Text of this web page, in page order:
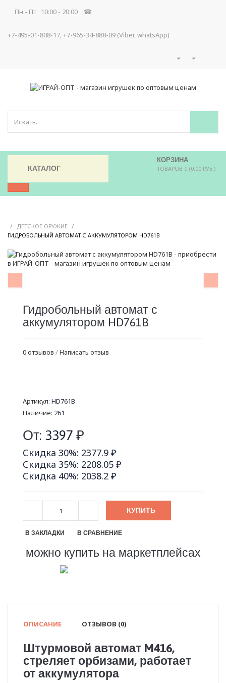
Пн - Пт 10:00 - 20:00 ☎
+7-495-01-808-17, +7-965-34-888-09 (Viber, whatsApp)
КОРЗИНА
ТОВАРОВ 0 (0.00 РУБ.)
КАТАЛОГ
/ ДЕТСКОЕ ОРУЖИЕ /
ГИДРОБОЛЬНЫЙ АВТОМАТ С АККУМУЛЯТОРОМ HD761B
Гидробольный автомат с
аккумулятором HD761B
0 отзывов /Написать отзыв
Артикул: HD761B
Наличие: 261
От: 3397 ₽
Скидка 30%: 2377.9 ₽
Скидка 35%: 2208.05 ₽
Скидка 40%: 2038.2 ₽
КУПИТЬ
В ЗАКЛАДКИ В СРАВНЕНИЕ
можно купить на маркетплейсах
ОПИСАНИЕ ОТЗЫВОВ (0)
Штурмовой автомат M416,
стреляет орбизами, работает
от аккумулятора